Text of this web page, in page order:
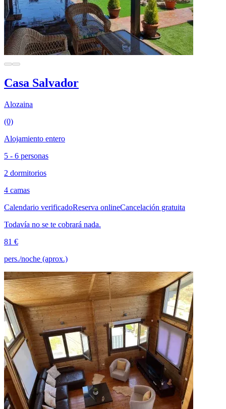
Casa Salvador
Alozaina
(0)
Alojamiento entero
5 - 6 personas
2 dormitorios
4 camas
Calendario verificadoReserva onlineCancelación gratuita
Todavía no se te cobrará nada.
81 €
pers./noche (aprox.)